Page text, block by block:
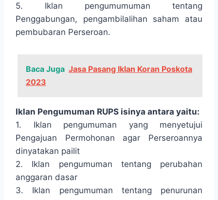
5. Iklan pengumumuman tentang
Penggabungan, pengambilalihan saham atau
pembubaran Perseroan.
Baca Juga Jasa Pasang Iklan Koran Poskota
2023
Iklan Pengumuman RUPS isinya antara yaitu:
1. Iklan pengumuman yang menyetujui
Pengajuan Permohonan agar Perseroannya
dinyatakan pailit
2. Iklan pengumuman tentang perubahan
anggaran dasar
3. Iklan pengumuman tentang penurunan